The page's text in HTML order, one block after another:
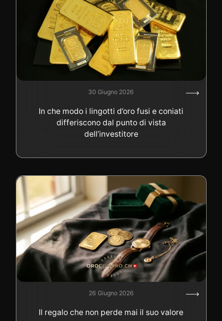
30 Giugno 2026
In che modo i lingotti d’oro fusi e coniati
differiscono dal punto di vista
dell’investitore
26 Giugno 2026
Il regalo che non perde mai il suo valore